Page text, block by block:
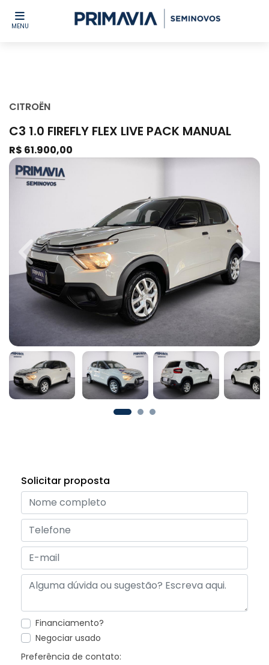
MENU
CITROËN
C3 1.0 FIREFLY FLEX LIVE PACK MANUAL
R$ 61.900,00
Previous Next
Solicitar proposta
Financiamento?
Negociar usado
Preferência de contato: